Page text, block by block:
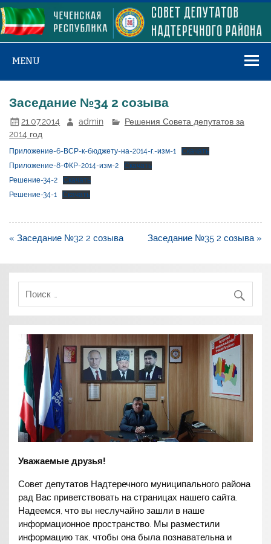
Skip
to
content
MENU
Заседание №34 2 созыва
21.07.2014 admin
Решения Совета депутатов за
2014 год
Приложение-6-ВСР-к-бюджету-на-2014-г.-изм-1
Скачать
Приложение-8-ФКР-2014-изм-2
Скачать
Решение-34-2
Скачать
Решение-34-1
Скачать
Навигация
записям
« Заседание №32 2 созыва Заседание №35 2 созыва »
Уважаемые друзья!
Совет депутатов Надтеречного муниципального района
рад Вас приветствовать на страницах нашего сайта.
Надеемся, что вы неслучайно зашли в наше
информационное пространство. Мы разместили
информацию так, чтобы она была познавательна и